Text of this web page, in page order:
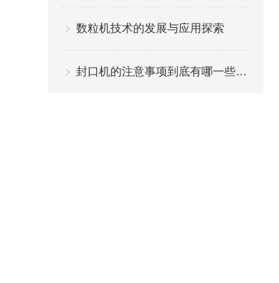
数粒机技术的发展与应用探索
封口机的注意事项到底有哪一些是什么？